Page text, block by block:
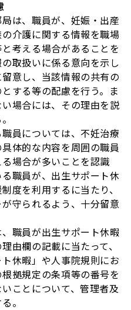
は、職員が、妊娠・出産
介護に関する情報を職場
考える場合があることを
取扱いに係る意向を示し
意し、当該情報の共有の
する等の配慮を行う。ま
場合には、その理由を説
員については、不妊治療
体的な内容を周囲の職員
場合が多いことを認識
職員が、出生サポート休
度を利用するに当たり、
守られるよう、十分留意
職員が出生サポート休暇
由欄の記載に当たって、
休暇」や人事院規則にお
拠規定の条項等の番号を
ことについて、管理者及
。